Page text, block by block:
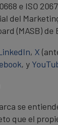
e ISO
del
(MASB) de
, X
, y
se
que el